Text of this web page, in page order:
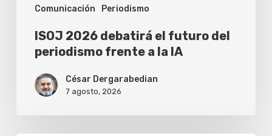
Comunicación Periodismo
ISOJ 2026 debatirá el futuro del
periodismo frente a la IA
César Dergarabedian
7 agosto, 2026